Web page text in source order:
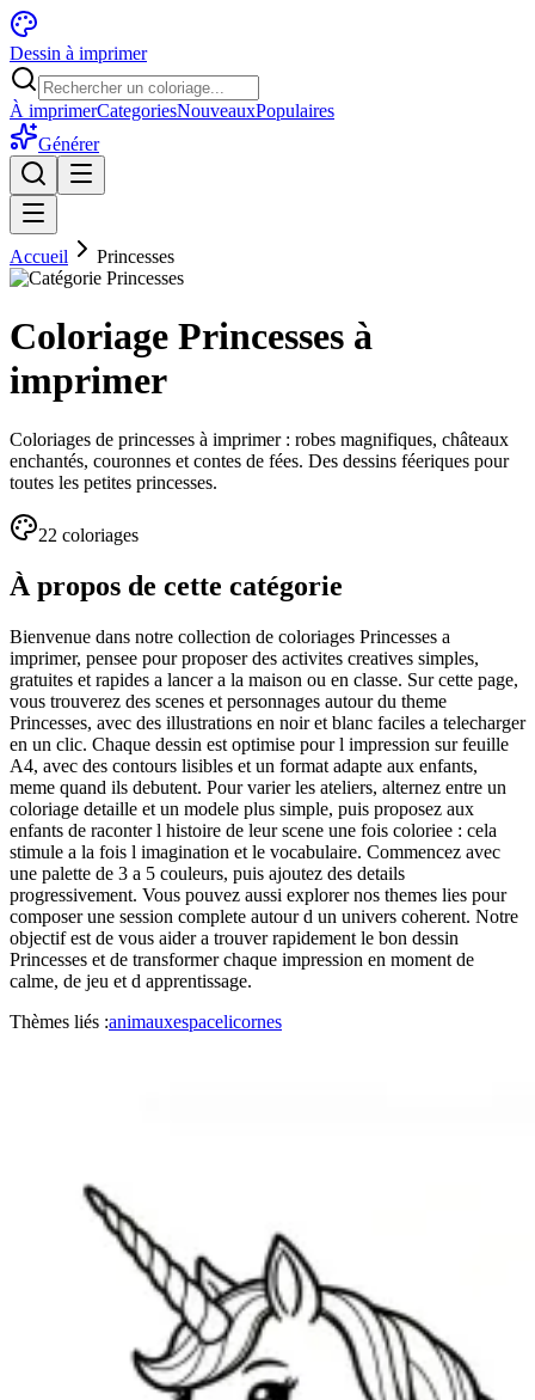
Dessin à imprimer
À imprimerCategoriesNouveauxPopulaires
Générer
Accueil Princesses
Coloriage Princesses à
imprimer
Coloriages de princesses à imprimer : robes magnifiques, châteaux
enchantés, couronnes et contes de fées. Des dessins féeriques pour
toutes les petites princesses.
22 coloriages
À propos de cette catégorie
Bienvenue dans notre collection de coloriages Princesses a
imprimer, pensee pour proposer des activites creatives simples,
gratuites et rapides a lancer a la maison ou en classe. Sur cette page,
vous trouverez des scenes et personnages autour du theme
Princesses, avec des illustrations en noir et blanc faciles a telecharger
en un clic. Chaque dessin est optimise pour l impression sur feuille
A4, avec des contours lisibles et un format adapte aux enfants,
meme quand ils debutent. Pour varier les ateliers, alternez entre un
coloriage detaille et un modele plus simple, puis proposez aux
enfants de raconter l histoire de leur scene une fois coloriee : cela
stimule a la fois l imagination et le vocabulaire. Commencez avec
une palette de 3 a 5 couleurs, puis ajoutez des details
progressivement. Vous pouvez aussi explorer nos themes lies pour
composer une session complete autour d un univers coherent. Notre
objectif est de vous aider a trouver rapidement le bon dessin
Princesses et de transformer chaque impression en moment de
calme, de jeu et d apprentissage.
Thèmes liés :animauxespacelicornes